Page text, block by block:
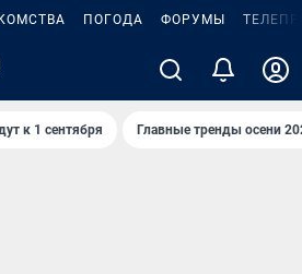
ПОГОДА ФОРУМЫ
к 1 сентября Главные тренды осени